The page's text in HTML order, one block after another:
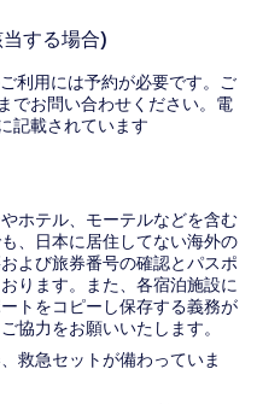
する場合)
利用には予約が必要です。ご
でお問い合わせください。電
記載されています
ホテル、モーテルなどを含む
、日本に​居住してない海外の
よび旅券番号の確認とパスポ
ります。また、各宿泊施設に
トをコピーし保存する義務が
協力をお願いいたします。
救急セットが備わっていま